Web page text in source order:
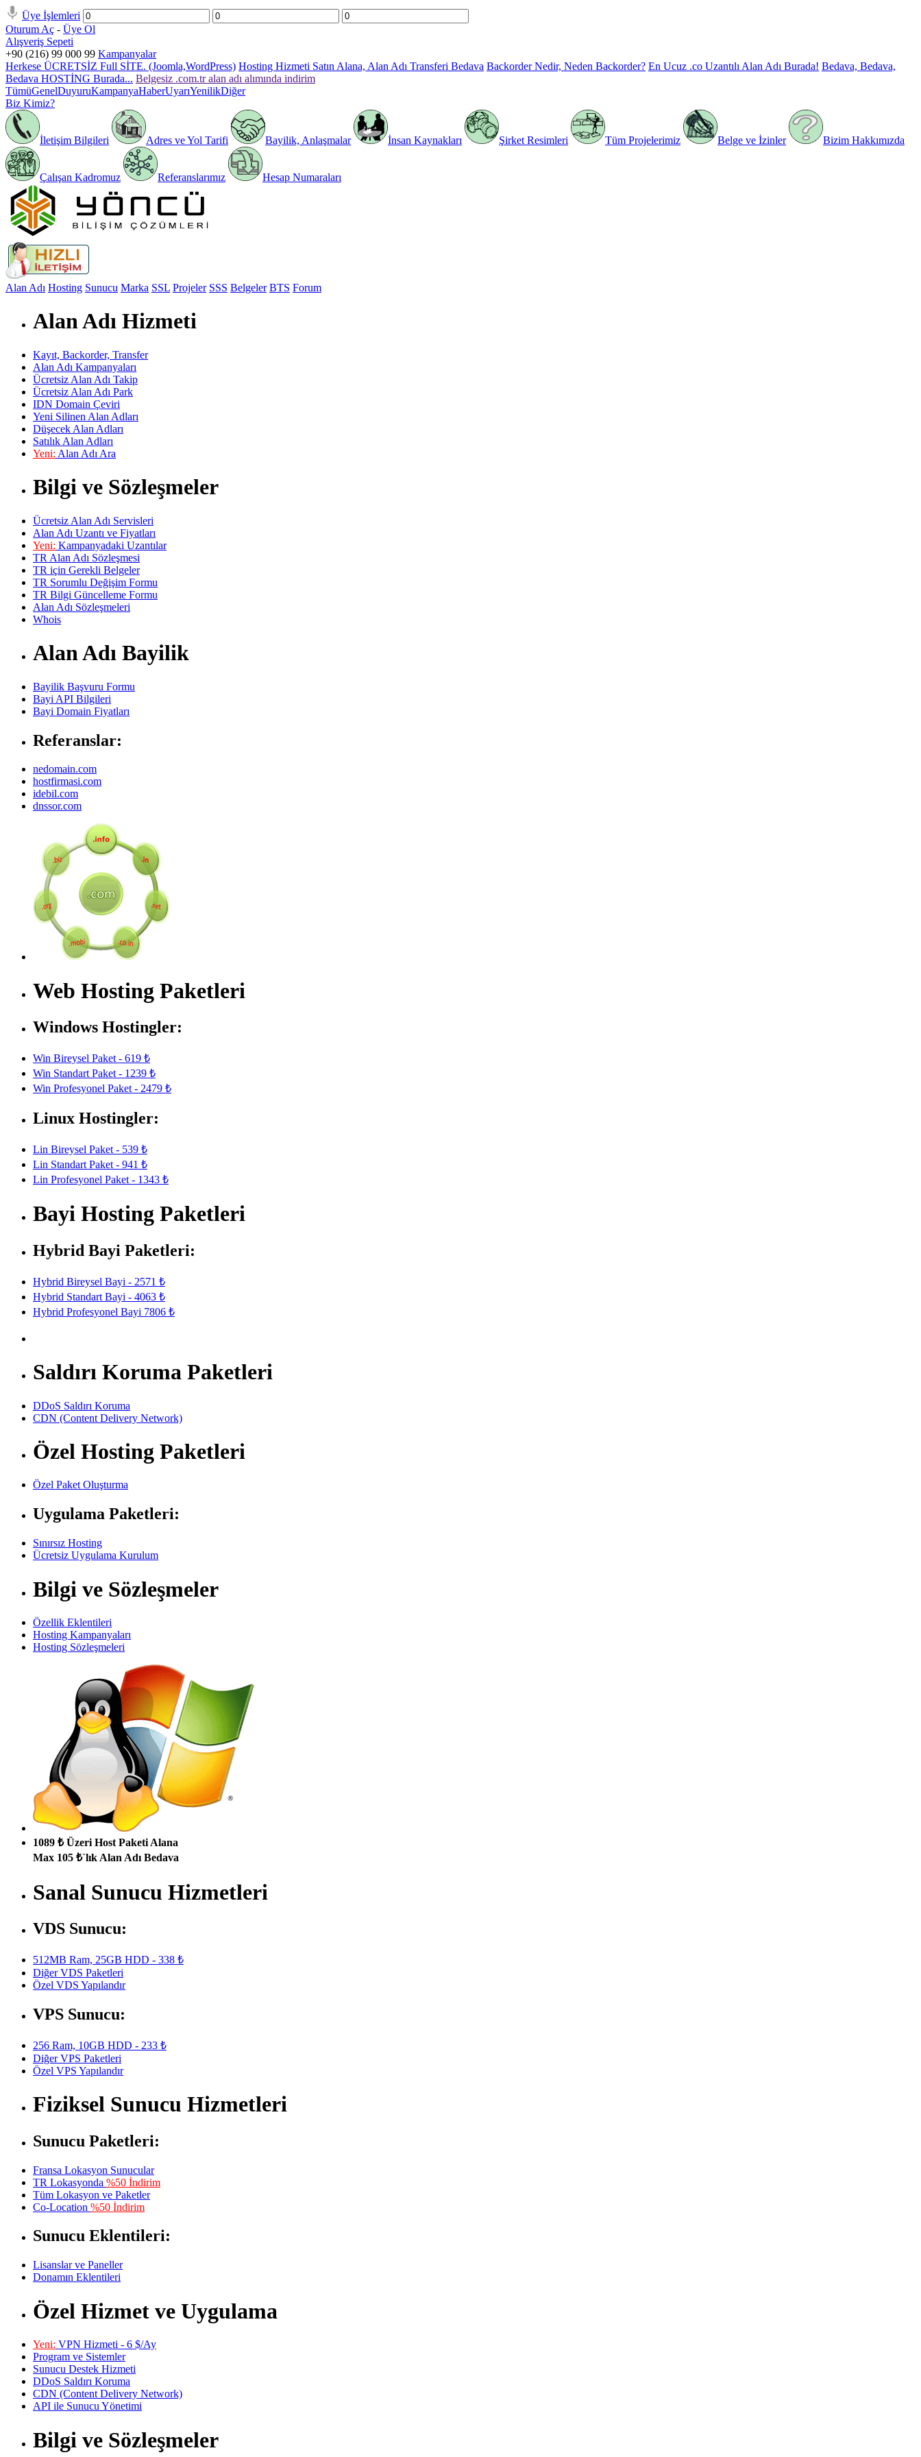
Üye İşlemleri
Oturum Aç - Üye Ol
Alışveriş Sepeti
+90 (216) 99 000 99 Kampanyalar
Herkese ÜCRETSİZ Full SİTE. (Joomla,WordPress) Hosting Hizmeti Satın Alana, Alan Adı Transferi Bedava Backorder Nedir, Neden Backorder? En Ucuz .co Uzantılı Alan Adı Burada! Bedava, Bedava,
Bedava HOSTİNG Burada... Belgesiz .com.tr alan adı alımında indirim
TümüGenelDuyuruKampanyaHaberUyarıYenilikDiğer
Biz Kimiz?
İletişim Bilgileri Adres ve Yol Tarifi Bayilik, Anlaşmalar İnsan Kaynakları Şirket Resimleri Tüm Projelerimiz Belge ve İzinler Bizim Hakkımızda
Çalışan Kadromuz Referanslarımız Hesap Numaraları
Alan Adı Hosting Sunucu Marka SSL Projeler SSS Belgeler BTS Forum
Alan Adı Hizmeti
Kayıt, Backorder, Transfer
Alan Adı Kampanyaları
Ücretsiz Alan Adı Takip
Ücretsiz Alan Adı Park
IDN Domain Çeviri
Yeni Silinen Alan Adları
Düşecek Alan Adları
Satılık Alan Adları
Yeni: Alan Adı Ara
Bilgi ve Sözleşmeler
Ücretsiz Alan Adı Servisleri
Alan Adı Uzantı ve Fiyatları
Yeni: Kampanyadaki Uzantılar
TR Alan Adı Sözleşmesi
TR için Gerekli Belgeler
TR Sorumlu Değişim Formu
TR Bilgi Güncelleme Formu
Alan Adı Sözleşmeleri
Whois
Alan Adı Bayilik
Bayilik Başvuru Formu
Bayi API Bilgileri
Bayi Domain Fiyatları
Referanslar:
nedomain.com
hostfirmasi.com
idebil.com
dnssor.com
Web Hosting Paketleri
Windows Hostingler:
Win Bireysel Paket - 619 ₺
Win Standart Paket - 1239 ₺
Win Profesyonel Paket - 2479 ₺
Linux Hostingler:
Lin Bireysel Paket - 539 ₺
Lin Standart Paket - 941 ₺
Lin Profesyonel Paket - 1343 ₺
Bayi Hosting Paketleri
Hybrid Bayi Paketleri:
Hybrid Bireysel Bayi - 2571 ₺
Hybrid Standart Bayi - 4063 ₺
Hybrid Profesyonel Bayi 7806 ₺
Saldırı Koruma Paketleri
DDoS Saldırı Koruma
CDN (Content Delivery Network)
Özel Hosting Paketleri
Özel Paket Oluşturma
Uygulama Paketleri:
Sınırsız Hosting
Ücretsiz Uygulama Kurulum
Bilgi ve Sözleşmeler
Özellik Eklentileri
Hosting Kampanyaları
Hosting Sözleşmeleri
1089 ₺ Üzeri Host Paketi Alana
Max 105 ₺`lık Alan Adı Bedava
Sanal Sunucu Hizmetleri
VDS Sunucu:
512MB Ram, 25GB HDD - 338 ₺
Diğer VDS Paketleri
Özel VDS Yapılandır
VPS Sunucu:
256 Ram, 10GB HDD - 233 ₺
Diğer VPS Paketleri
Özel VPS Yapılandır
Fiziksel Sunucu Hizmetleri
Sunucu Paketleri:
Fransa Lokasyon Sunucular
TR Lokasyonda %50 İndirim
Tüm Lokasyon ve Paketler
Co-Location %50 İndirim
Sunucu Eklentileri:
Lisanslar ve Paneller
Donamın Eklentileri
Özel Hizmet ve Uygulama
Yeni: VPN Hizmeti - 6 $/Ay
Program ve Sistemler
Sunucu Destek Hizmeti
DDoS Saldırı Koruma
CDN (Content Delivery Network)
API ile Sunucu Yönetimi
Bilgi ve Sözleşmeler